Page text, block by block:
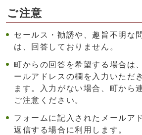
ご注意
セールス・勧誘や、趣旨不明な
は、回答しておりません。
町からの回答を希望する場合は
ールアドレスの欄を入力いただ
ます。入力がない場合、町から
ご注意ください。
フォームに記入されたメールア
返信する場合に利用します。